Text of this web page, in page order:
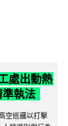
處出動熱
執法
空巡邏以打擊